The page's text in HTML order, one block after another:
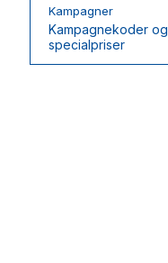
Kampagner
Kampagnekoder og
specialpriser